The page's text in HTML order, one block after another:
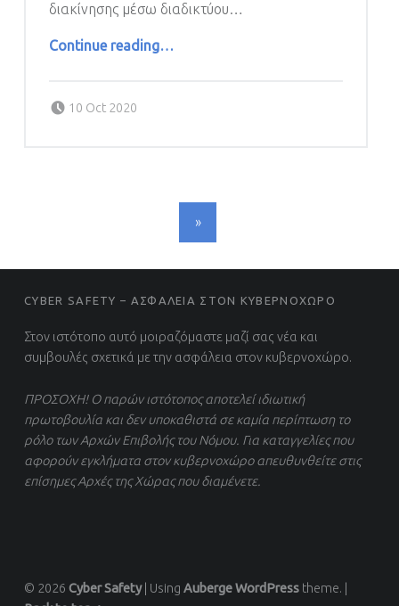
διακίνησης μέσω διαδικτύου…
Continue reading“ΕΞΙΧΝΙΑΣΗ 4 ΥΠΟΘΕΣΕΩΝ ΔΙΑΚΙΝΗΣΗΣ ΜΕΣΩ ΔΙΑΔΙΚΤΥΟΥ ΥΛΙΚΟΥ ΣΕΞΟΥΑΛΙΚΗΣ ΚΑΚΟΠΟΙΗΣΗΣ ΑΝΗΛΙΚΩΝ”
…
10 Oct 2020
»
FOOTER SIDEBAR
CYBER SAFETY – ΑΣΦΑΛΕΙΑ ΣΤΟΝ ΚΥΒΕΡΝΟΧΩΡΟ
Στον ιστότοπο αυτό μοιραζόμαστε μαζί σας νέα και
συμβουλές σχετικά με την ασφάλεια στον κυβερνοχώρο.
ΠΡΟΣΟΧΗ! Ο παρών ιστότοπος αποτελεί ιδιωτική
πρωτοβουλία και δεν υποκαθιστά σε καμία περίπτωση το
ρόλο των Αρχών Επιβολής του Νόμου. Για καταγγελίες που
αφορούν εγκλήματα στον κυβερνοχώρο απευθυνθείτε στις
επίσημες Αρχές της Χώρας που διαμένετε.
© 2026 Cyber Safety Using AubergeWordPresstheme.